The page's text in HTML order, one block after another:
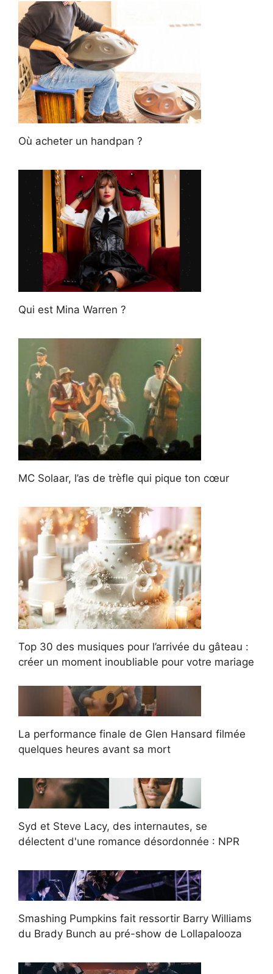
Où acheter un handpan ?
Qui est Mina Warren ?
MC Solaar, l’as de trèfle qui pique ton cœur
Top 30 des musiques pour l’arrivée du gâteau :
créer un moment inoubliable pour votre mariage
La performance finale de Glen Hansard filmée
quelques heures avant sa mort
Syd et Steve Lacy, des internautes, se
délectent d'une romance désordonnée : NPR
Smashing Pumpkins fait ressortir Barry Williams
du Brady Bunch au pré-show de Lollapalooza